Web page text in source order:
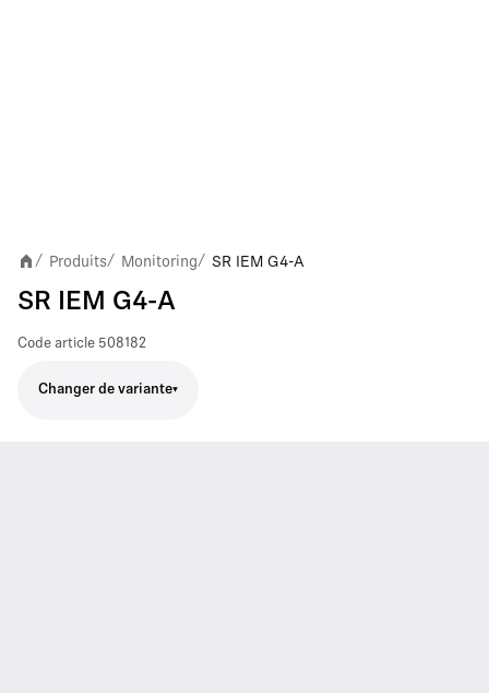
/ Produits/ Monitoring/ SR IEM G4-A
SR IEM G4-A
Code article 508182
Changer de variante